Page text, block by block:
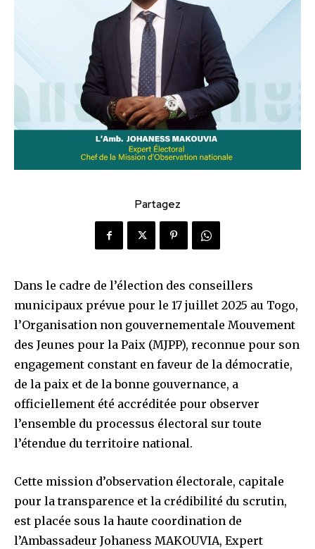
Partagez
Dans le cadre de l’élection des conseillers
municipaux prévue pour le 17 juillet 2025 au Togo,
l’Organisation non gouvernementale Mouvement
des Jeunes pour la Paix (MJPP), reconnue pour son
engagement constant en faveur de la démocratie,
de la paix et de la bonne gouvernance, a
officiellement été accréditée pour observer
l’ensemble du processus électoral sur toute
l’étendue du territoire national.
Cette mission d’observation électorale, capitale
pour la transparence et la crédibilité du scrutin,
est placée sous la haute coordination de
l’Ambassadeur Johaness MAKOUVIA, Expert